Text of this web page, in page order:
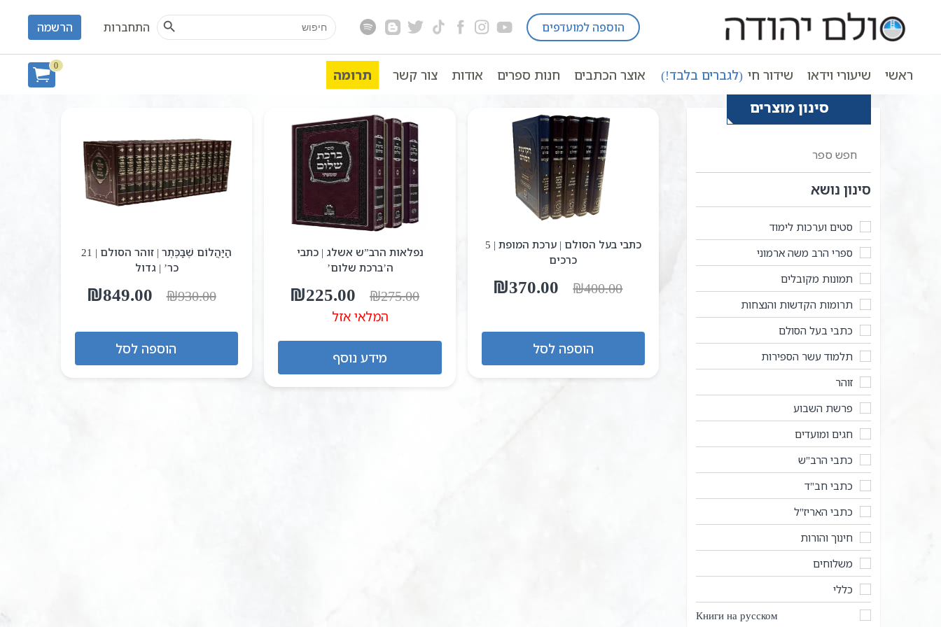
הוספה למועדפים Search
for:
Search Button
התחברות הרשמה
ראשי שיעורי וידאו שידור חי (לגברים בלבד!) אוצר הכתבים חנות ספרים אודות צור קשר תרומה
0
עמוד ראשי ספרי קבלה מומלצים
סינון מוצרים
סינון נושא
סטים וערכות לימוד
ספרי הרב משה ארמוני
תמונות מקובלים
תרומות הקדשות והנצחות
כתבי בעל הסולם
תלמוד עשר הספירות
זוהר
פרשת השבוע
חגים ומועדים
כתבי הרב"ש
כתבי חב"ד
כתבי האריז"ל
חינוך והורות
משלוחים
כללי
Книги на русском
כתבי בעל הסולם | ערכת המופת | 5
כרכים
₪400.00
המחיר
המקורי
₪400.00.
₪370.00
₪370.00.
הוספה לסל
נפלאות הרב”ש אשלג | כתבי
ה’ברכת שלום’
₪275.00
המחיר
המקורי
היה:
₪275.00.
₪225.00
₪225.00.
המלאי אזל
מידע נוסף
הַיַּהֲלוֹם שֶׁבַּכֶּתֶר | זוהר הסולם | 21
כר’ | גדול
₪930.00
המחיר
המקורי
₪930.00.
₪849.00
הוספה לסל